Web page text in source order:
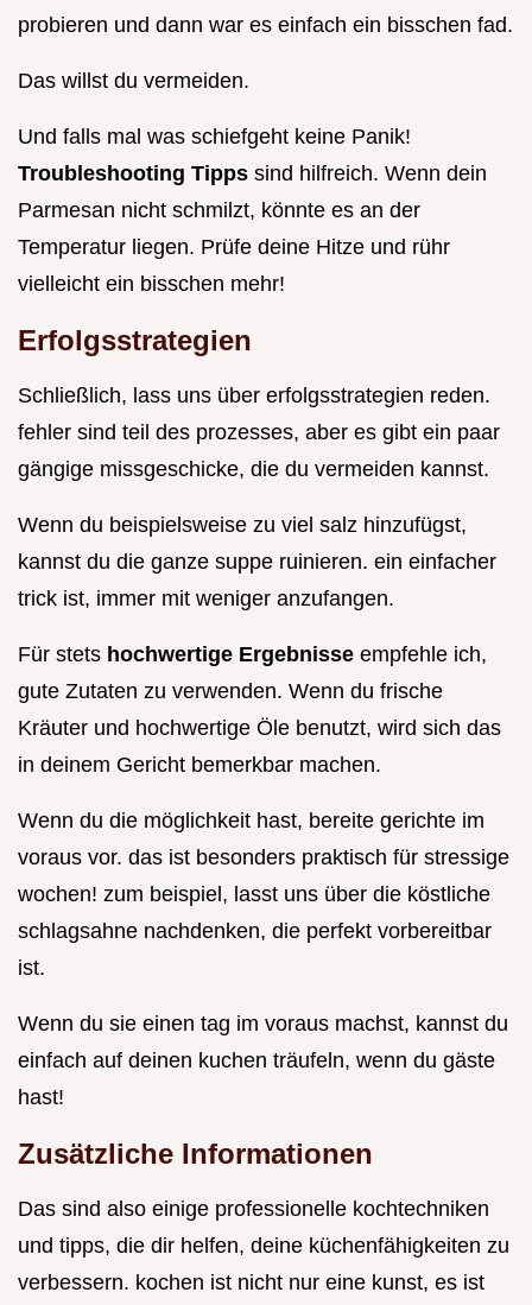
probieren und dann war es einfach ein bisschen fad.
Das willst du vermeiden.
Und falls mal was schiefgeht keine Panik!
Troubleshooting Tipps sind hilfreich. Wenn dein
Parmesan nicht schmilzt, könnte es an der
Temperatur liegen. Prüfe deine Hitze und rühr
vielleicht ein bisschen mehr!
Erfolgsstrategien
Schließlich, lass uns über erfolgsstrategien reden.
fehler sind teil des prozesses, aber es gibt ein paar
gängige missgeschicke, die du vermeiden kannst.
Wenn du beispielsweise zu viel salz hinzufügst,
kannst du die ganze suppe ruinieren. ein einfacher
trick ist, immer mit weniger anzufangen.
Für stets hochwertige Ergebnisse empfehle ich,
gute Zutaten zu verwenden. Wenn du frische
Kräuter und hochwertige Öle benutzt, wird sich das
in deinem Gericht bemerkbar machen.
Wenn du die möglichkeit hast, bereite gerichte im
voraus vor. das ist besonders praktisch für stressige
wochen! zum beispiel, lasst uns über die köstliche
schlagsahne nachdenken, die perfekt vorbereitbar
ist.
Wenn du sie einen tag im voraus machst, kannst du
einfach auf deinen kuchen träufeln, wenn du gäste
hast!
Zusätzliche Informationen
Das sind also einige professionelle kochtechniken
und tipps, die dir helfen, deine küchenfähigkeiten zu
verbessern. kochen ist nicht nur eine kunst, es ist